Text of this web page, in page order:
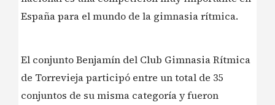
España para el mundo de la gimnasia rítmica.
El conjunto Benjamín del Club Gimnasia Rítmica
de Torrevieja participó entre un total de 35
conjuntos de su misma categoría y fueron